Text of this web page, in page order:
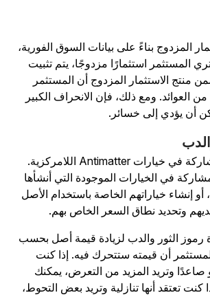
بناءً على بيانات السوق الفورية،
استثمارًا مزدوجًا، يتم تثبيت
الاستثمار المزدوج أن المستثمر
ومع ذلك، فإن الانحراف الكبير
يؤدي إلى خسائر.
هناك طريقتان للمشاركة في خيارات Antimatter اللامركزية.
في الخيارات الموجودة التي أنشأها
خياراتهم الخاصة باستخدام الأصل
وتحديد نطاق السعر الخاص بهم.
الثور والدب لزيادة قيمة أصل بحسب
أن قيمته ستتحرك فيه. إذا كنت
وتريد المزيد من التعرض، يمكنك
تعتقد أنها تنازلية وتريد بعض التحوط،